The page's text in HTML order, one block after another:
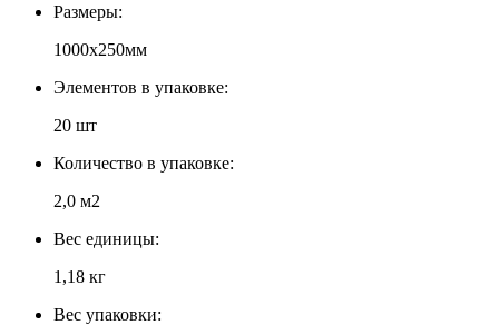
Размеры:
1000х250мм
Элементов в упаковке:
20 шт
Количество в упаковке:
2,0 м2
Вес единицы:
1,18 кг
Вес упаковки: